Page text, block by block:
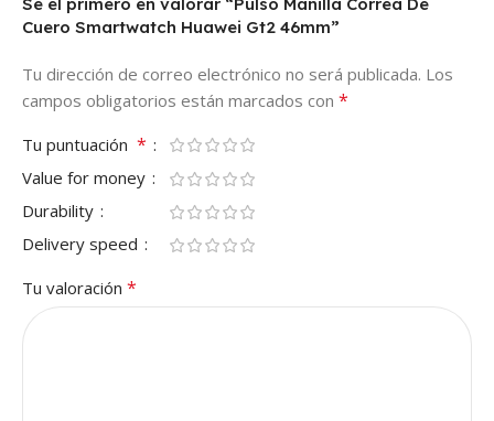
Cuero Smartwatch Huawei Gt2 46mm”
Tu dirección de correo electrónico no será publicada. Los
campos obligatorios están marcados con *
Tu puntuación *
Value for money
Durability
Delivery speed
Tu valoración *